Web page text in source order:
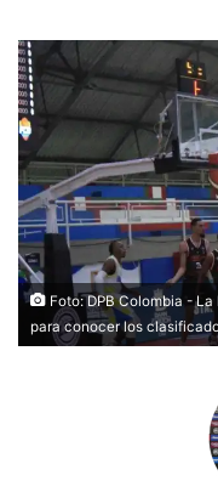
Foto: DPB Colombia -
para conocer los